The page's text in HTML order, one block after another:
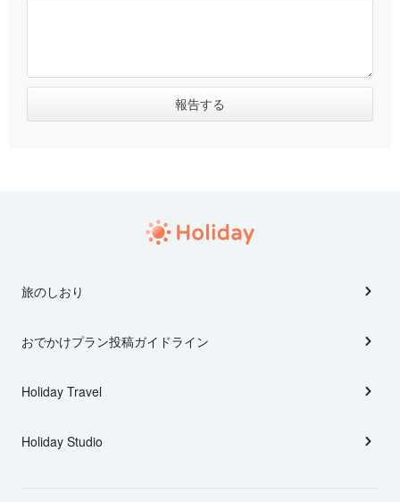
旅のしおり
おでかけプラン投稿ガイドライン
Holiday Travel
Holiday Studio